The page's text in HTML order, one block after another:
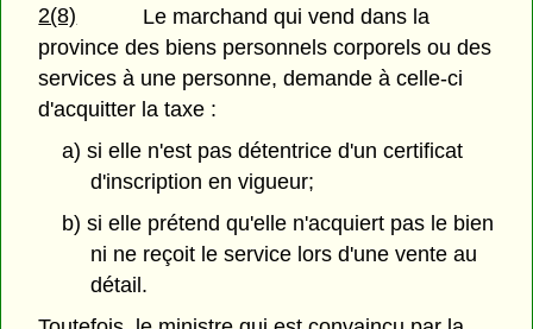
2(8)
Le marchand qui vend dans la
province des biens personnels corporels ou des
services à une personne, demande à celle-ci
d'acquitter la taxe :
a) si elle n'est pas détentrice d'un certificat
d'inscription en vigueur;
b) si elle prétend qu'elle n'acquiert pas le bien
ni ne reçoit le service lors d'une vente au
détail.